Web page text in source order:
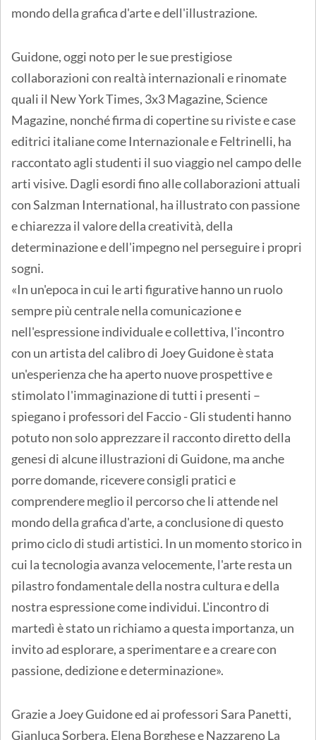
mondo della grafica d'arte e dell'illustrazione.
Guidone, oggi noto per le sue prestigiose
collaborazioni con realtà internazionali e rinomate
quali il New York Times, 3x3 Magazine, Science
Magazine, nonché firma di copertine su riviste e case
editrici italiane come Internazionale e Feltrinelli, ha
raccontato agli studenti il suo viaggio nel campo delle
arti visive. Dagli esordi fino alle collaborazioni attuali
con Salzman International, ha illustrato con passione
e chiarezza il valore della creatività, della
determinazione e dell'impegno nel perseguire i propri
sogni.
«In un'epoca in cui le arti figurative hanno un ruolo
sempre più centrale nella comunicazione e
nell'espressione individuale e collettiva, l'incontro
con un artista del calibro di Joey Guidone è stata
un'esperienza che ha aperto nuove prospettive e
stimolato l'immaginazione di tutti i presenti –
spiegano i professori del Faccio - Gli studenti hanno
potuto non solo apprezzare il racconto diretto della
genesi di alcune illustrazioni di Guidone, ma anche
porre domande, ricevere consigli pratici e
comprendere meglio il percorso che li attende nel
mondo della grafica d'arte, a conclusione di questo
primo ciclo di studi artistici. In un momento storico in
cui la tecnologia avanza velocemente, l'arte resta un
pilastro fondamentale della nostra cultura e della
nostra espressione come individui. L'incontro di
martedì è stato un richiamo a questa importanza, un
invito ad esplorare, a sperimentare e a creare con
passione, dedizione e determinazione».
Grazie a Joey Guidone ed ai professori Sara Panetti,
Gianluca Sorbera, Elena Borghese e Nazzareno La